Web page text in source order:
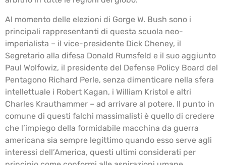
Al momento delle elezioni di Gorge W. Bush sono i
principali rappresentanti di questa scuola neo-
imperialista – il vice-presidente Dick Cheney, il
Segretario alla difesa Donald Rumsfeld e il suo aggiunto
Paul Wolfowiz, il presidente del Defense Policy Board del
Pentagono Richard Perle, senza dimenticare nella sfera
intellettuale i Robert Kagan, i William Kristol e altri
Charles Krauthammer – ad arrivare al potere. Il punto in
comune di questi falchi massimalisti è quello di credere
che l’impiego della formidabile macchina da guerra
americana sia sempre legittimo quando esso serve agli
interessi dell’America, questi ultimi considerati per